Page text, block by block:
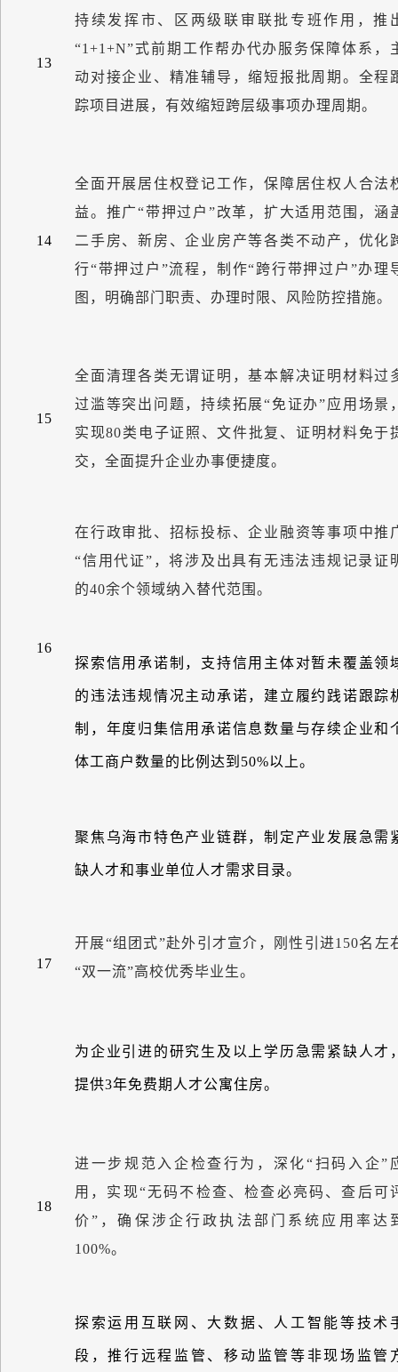
13
持续发挥市、区两级联审联批专班作用，推
“1+1+N”式前期工作帮办代办服务保障体系，
动对接企业、精准辅导，缩短报批周期。全程
踪项目进展，有效缩短跨层级事项办理周期。
14
全面开展居住权登记工作，保障居住权人合法
益。推广“带押过户 ”改革，扩大适用范围，涵
二手房、新房、企业房产等各类不动产，优化
行“带押过户 ”流程，制作“跨行带押过户 ”办理
图，明确部门职责、办理时限、风险防控措施。
15
全面清理各类无谓证明，基本解决证明材料过
过滥等突出问题，持续拓展“免证办”应用场景
实现80类电子证照、文件批复、证明材料免于
交，全面提升企业办事便捷度。
16
在行政审批、招标投标、企业融资等事项中推
“信用代证” ，将涉及出具有无违法违规记录证
的40余个领域纳入替代范围。
探索信用承诺制，支持信用主体对暂未覆盖领
的违法违规情况主动承诺，建立履约践诺跟踪
制，年度归集信用承诺信息数量与存续企业和
体工商户数量的比例达到 50%以上。
17
聚焦乌海市特色产业链群，制定产业发展急需
缺人才和事业单位人才需求目录。
开展“组团式”赴外引才宣介，刚性引进150名左
“双一流”高校优秀毕业生。
为企业引进的研究生及以上学历急需紧缺人才
提供3年免费期人才公寓住房。
18
进一步规范入企检查行为，深化“扫码入企”
用，实现“无码不检查、检查必亮码、查后可
价” ，确保涉企行政执法部门系统应用率达
100%。
探索运用互联网、大数据、人工智能等技术
段，推行远程监管、移动监管等非现场监管